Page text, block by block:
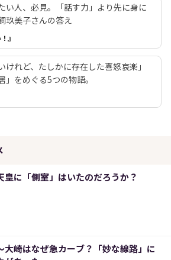
い人、必見。「話す力」より先に身に
美子さんの答え
』
けれど、たしかに存在した喜怒哀楽」
をめぐる5つの物語。
皇に「側室」はいたのだろうか？
大崎はなぜ急カーブ？「妙な線路」に